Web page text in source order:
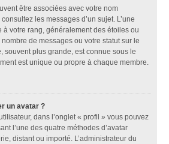
être associées avec votre nom
les messages d’un sujet. L’une
à votre rang, généralement des étoiles ou
de messages ou votre statut sur le
souvent plus grande, est connue sous le
est unique ou propre à chaque membre.
un avatar ?
dans l’onglet « profil » vous pouvez
l’une des quatre méthodes d’avatar
distant ou importé. L’administrateur du